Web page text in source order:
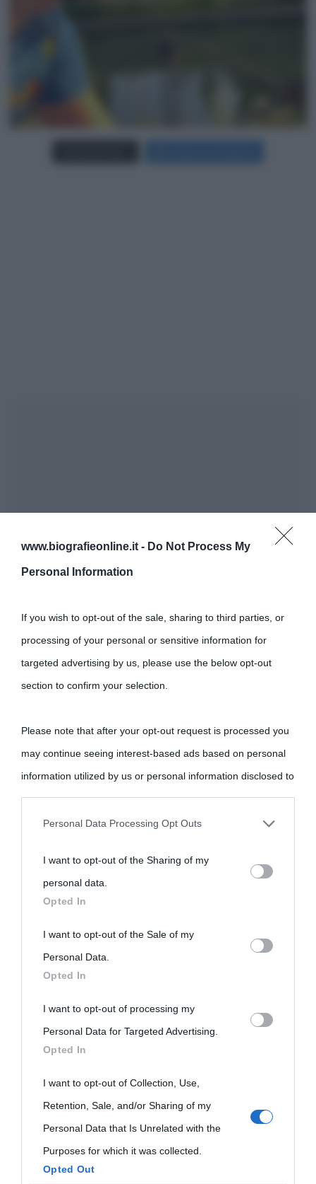
www.biografieonline.it - Do Not Process My
Personal Information
If you wish to opt-out of the sale, sharing to third parties, or
processing of your personal or sensitive information for
targeted advertising by us, please use the below opt-out
section to confirm your selection.
Please note that after your opt-out request is processed you
may continue seeing interest-based ads based on personal
information utilized by us or personal information disclosed to
third parties prior to your opt-out.
personal information by third parties on the IAB’s list of
downstream participants.
This information may also be disclosed by us to third parties
on the IAB’s List of Downstream Participants that may further
disclose it to other third parties.
Please note that this website/app uses one or more Google
services and may gather and store information including but
not limited to your visit or usage behaviour. You may click to
grant or deny consent to Google and its third-party tags to
use your data for below specified purposes in below Google
consent section.
Personal Data Processing Opt Outs
I want to opt-out of the Sharing of my
personal data.
Opted In
I want to opt-out of the Sale of my
Personal Data.
Opted In
I want to opt-out of processing my
Personal Data for Targeted Advertising.
Opted In
I want to opt-out of Collection, Use,
Retention, Sale, and/or Sharing of my
Personal Data that Is Unrelated with the
Purposes for which it was collected.
Opted Out